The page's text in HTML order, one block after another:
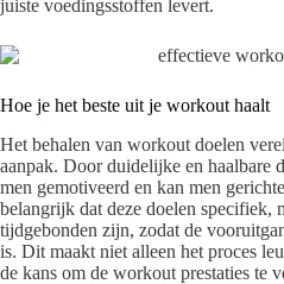
juiste voedingsstoffen levert.
Hoe je het beste uit je workout haalt
Het behalen van workout doelen
aanpak. Door duidelijke en haalbare
men gemotiveerd en kan men
belangrijk dat deze doelen specifiek,
tijdgebonden zijn, zodat de
is. Dit maakt niet alleen het proces
de kans om de workout prestaties te